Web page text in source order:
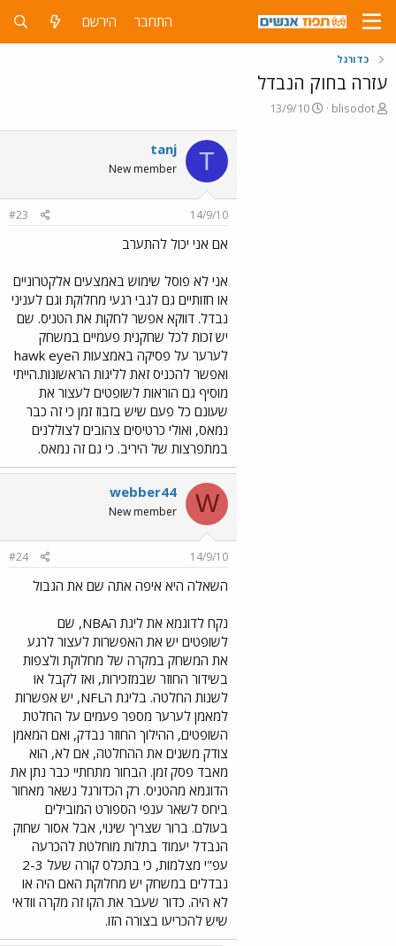
התחבר הירשם
כדורגל
עזרה בחוק הנבדל
פ
blisodot
פ
13/9/10
T
tanj
New member
14/9/10
#23
אם אני יכול להתערב
אני לא פוסל שימוש באמצעים אלקטרוניים
או חזותיים גם לגבי רגעי מחלוקת וגם לעניני
נבדל. דווקא אפשר לחקות את הטניס. שם
יש זכות לכל שחקנית פעמיים במשחק
לערער על פסיקה באמצעות הhawk eye
ואפשר להכניס זאת לליגות הראשונות.הייתי
מוסיף גם הוראות לשופטים לעצור את
שעונם כל פעם שיש בזבוז זמן כי זה כבר
נמאס, ואולי כרטיסים צהובים לצוללנים
במתפרצות של היריב. כי גם זה נמאס.
W
webber44
New member
14/9/10
#24
השאלה היא איפה אתה שם את הגבול
נקח לדוגמא את ליגת הNBA, שם
לשופטים יש את האפשרות לעצור לרגע
את המשחק במקרה של מחלוקת ולצפות
בשידור החוזר שבמזכירות, ואז לקבל או
לשנות החלטה. בליגת הNFL, יש אפשרות
למאמן לערער מספר פעמים על החלטת
השופטים, ההילוך החוזר נבדק, ואם המאמן
צודק משנים את ההחלטה, אם לא, הוא
מאבד פסק זמן. הבחור מתחתיי כבר נתן את
הדוגמא מהטניס. רק הכדורגל נשאר מאחור
ביחס לשאר ענפי הספורט המובילים
בעולם. ברור שצריך שינוי, אבל אסור שחוק
הנבדל יעמוד בתלות מוחלטת להכרעה
עפ"י מצלמות, כי בתכלס קורה שעל 2-3
נבדלים במשחק יש מחלוקת האם היה או
לא היה. כדור שעבר את הקו זה מקרה וודאי
שיש להכריעו בצורה הזו.